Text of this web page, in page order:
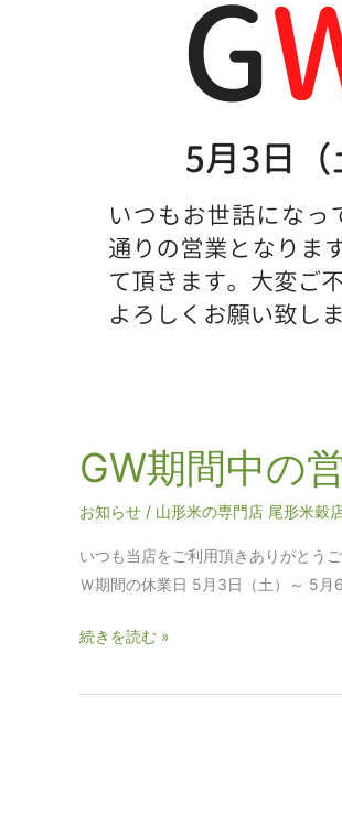
GW期間中の
お知らせ / 山形米の専門店 尾形米穀
いつも当店をご利用頂きありがとう
Ｗ期間の休業日 5月3日（土）～ 5
続きを読む »